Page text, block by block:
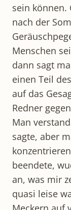
sein können.
nach der
Menschen
dann sagt
einen Teil
auf das
Redner
Man
sagte, aber
beendete,
an, was mir
quasi leise